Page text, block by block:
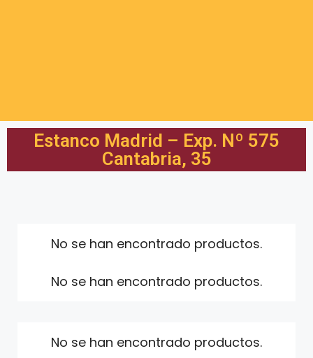
Estanco Madrid – Exp. Nº 575
Cantabria, 35
No se han encontrado productos.
No se han encontrado productos.
No se han encontrado productos.